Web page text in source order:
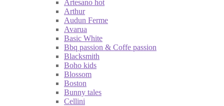
Artesano hot
Arthur
Audun Ferme
Avarua
Basic White
Bbq passion & Coffe passion
Blacksmith
Boho kids
Blossom
Boston
Bunny tales
Cellini